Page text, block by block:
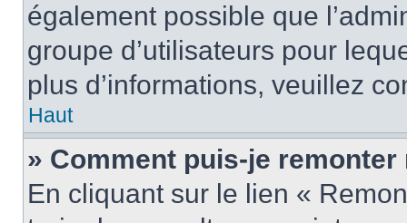
également possible que
groupe d’utilisateurs pour
plus d’informations, veuillez
Haut
» Comment puis-je
En cliquant sur le lien «